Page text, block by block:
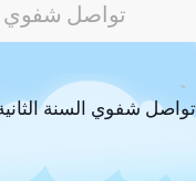
تواصل شفوي
تواصل شفوي السنة الثانية